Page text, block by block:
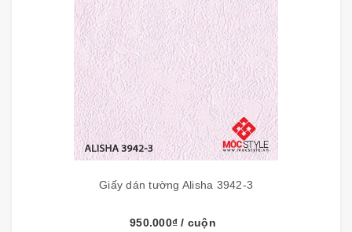
Khả năng chịu kiềm, axit
Thân thiện với môi trường, khí hậu,không độc hại
Tiết kiệm nguyên liệu
Thi công nhanh gọn, sạch sẽ
Độ bám dính cao với keo khi thi công riêng
Giấy dán tường Alisha 3942-3
950.000₫/ cuộn